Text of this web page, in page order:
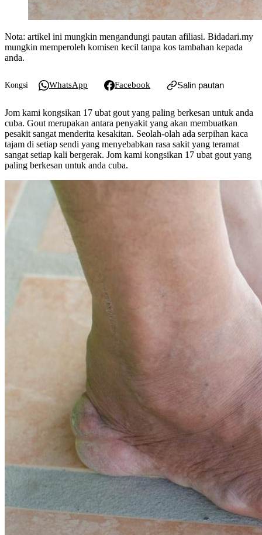
Nota: artikel ini mungkin mengandungi pautan afiliasi. Bidadari.my
mungkin memperoleh komisen kecil tanpa kos tambahan kepada
anda.
Kongsi WhatsApp Facebook Salin pautan
Jom kami kongsikan 17 ubat gout yang paling berkesan untuk anda
cuba. Gout merupakan antara penyakit yang akan membuatkan
pesakit sangat menderita kesakitan. Seolah-olah ada serpihan kaca
tajam di setiap sendi yang menyebabkan rasa sakit yang teramat
sangat setiap kali bergerak. Jom kami kongsikan 17 ubat gout yang
paling berkesan untuk anda cuba.